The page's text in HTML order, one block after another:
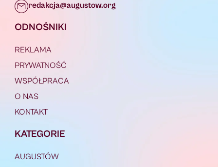
redakcja@augustow.org
ODNOŚNIKI
REKLAMA
PRYWATNOŚĆ
WSPÓŁPRACA
O NAS
KONTAKT
KATEGORIE
AUGUSTÓW